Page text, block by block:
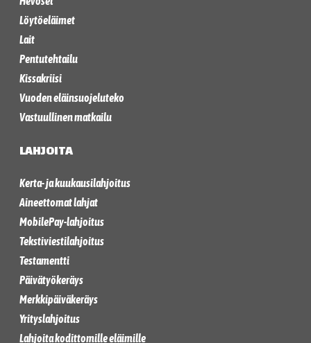
Löytöeläimet
Lait
Pentutehtailu
Kissakriisi
Vuoden eläinsuojeluteko
Vastuullinen matkailu
LAHJOITA
Kerta- ja kuukausilahjoitus
Aineettomat lahjat
MobilePay-lahjoitus
Tekstiviestilahjoitus
Testamentti
Päivätyökeräys
Merkkipäiväkeräys
Yrityslahjoitus
Lahjoita kodittomille eläimille